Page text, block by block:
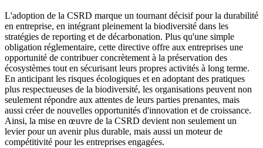
L'adoption de la CSRD marque un tournant décisif pour la durabilité
en entreprise, en intégrant pleinement la biodiversité dans les
stratégies de reporting et de décarbonation. Plus qu'une simple
obligation réglementaire, cette directive offre aux entreprises une
opportunité de contribuer concrètement à la préservation des
écosystèmes tout en sécurisant leurs propres activités à long terme.
En anticipant les risques écologiques et en adoptant des pratiques
plus respectueuses de la biodiversité, les organisations peuvent non
seulement répondre aux attentes de leurs parties prenantes, mais
aussi créer de nouvelles opportunités d'innovation et de croissance.
Ainsi, la mise en œuvre de la CSRD devient non seulement un
levier pour un avenir plus durable, mais aussi un moteur de
compétitivité pour les entreprises engagées.